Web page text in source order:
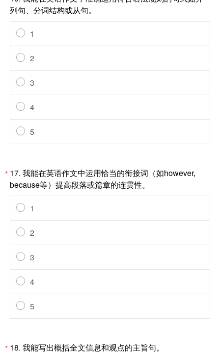
列句、分词结构或从句。
1
2
3
4
5
* 17. 我能在英语作文中运用恰当的衔接词（如however,
because等）提高段落或篇章的连贯性。
1
2
3
4
5
* 18. 我能写出概括全文信息和观点的主旨句。